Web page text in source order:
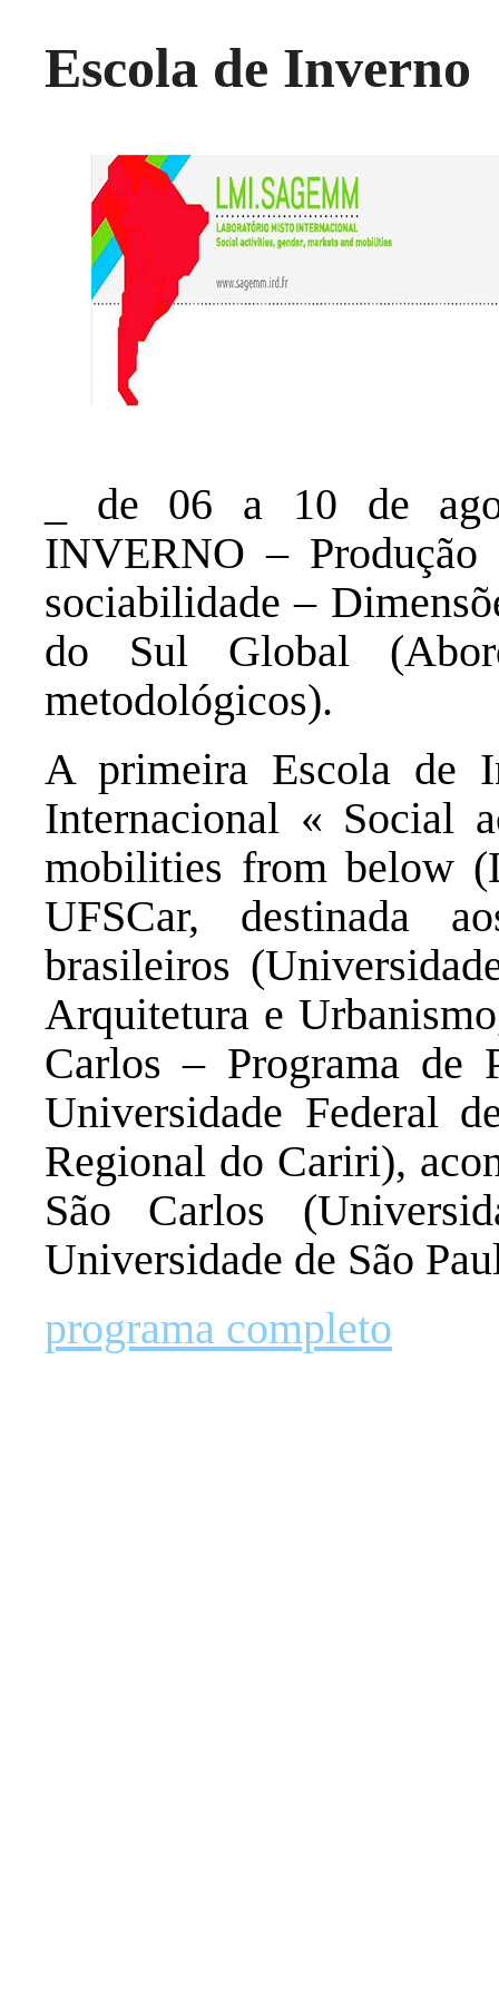
Escola de Inverno
_ de 06 a 10 de
INVERNO – Produção
sociabilidade –
do Sul Global
metodológicos).
A primeira Escola de
Internacional « Social
mobilities from below
UFSCar, destinada
brasileiros
Arquitetura e
Carlos – Programa de
Universidade Federal
Regional do Cariri),
São Carlos
Universidade de São
programa completo